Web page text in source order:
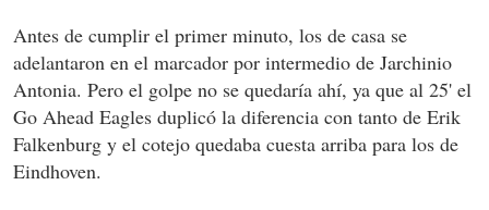
Antes de cumplir el primer minuto, los de casa se
adelantaron en el marcador por intermedio de Jarchinio
Antonia. Pero el golpe no se quedaría ahí, ya que al 25' el
Go Ahead Eagles duplicó la diferencia con tanto de Erik
Falkenburg y el cotejo quedaba cuesta arriba para los de
Eindhoven.